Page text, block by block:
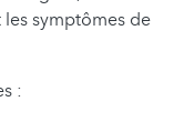
symptômes de
: